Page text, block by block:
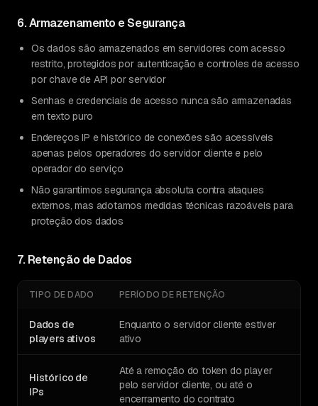
6. Armazenamento e Segurança
Os dados são armazenados em servidores com acesso
restrito, protegidos por autenticação e controles de acesso
por chave de API por servidor
Senhas e credenciais de acesso nunca são armazenadas
em texto puro
Endereços IP e histórico de conexões são acessíveis
apenas pelos operadores do servidor cliente e pelo
operador do serviço
Não garantimos segurança absoluta contra ataques
externos, mas adotamos medidas técnicas razoáveis para
proteção dos dados
7. Retenção de Dados
TIPO DE DADO PERÍODO DE RETENÇÃO
Dados de
players ativos
Enquanto o servidor cliente estiver
ativo
Histórico de
IPs
Até a remoção do token do player
pelo servidor cliente, ou até o
encerramento do contrato